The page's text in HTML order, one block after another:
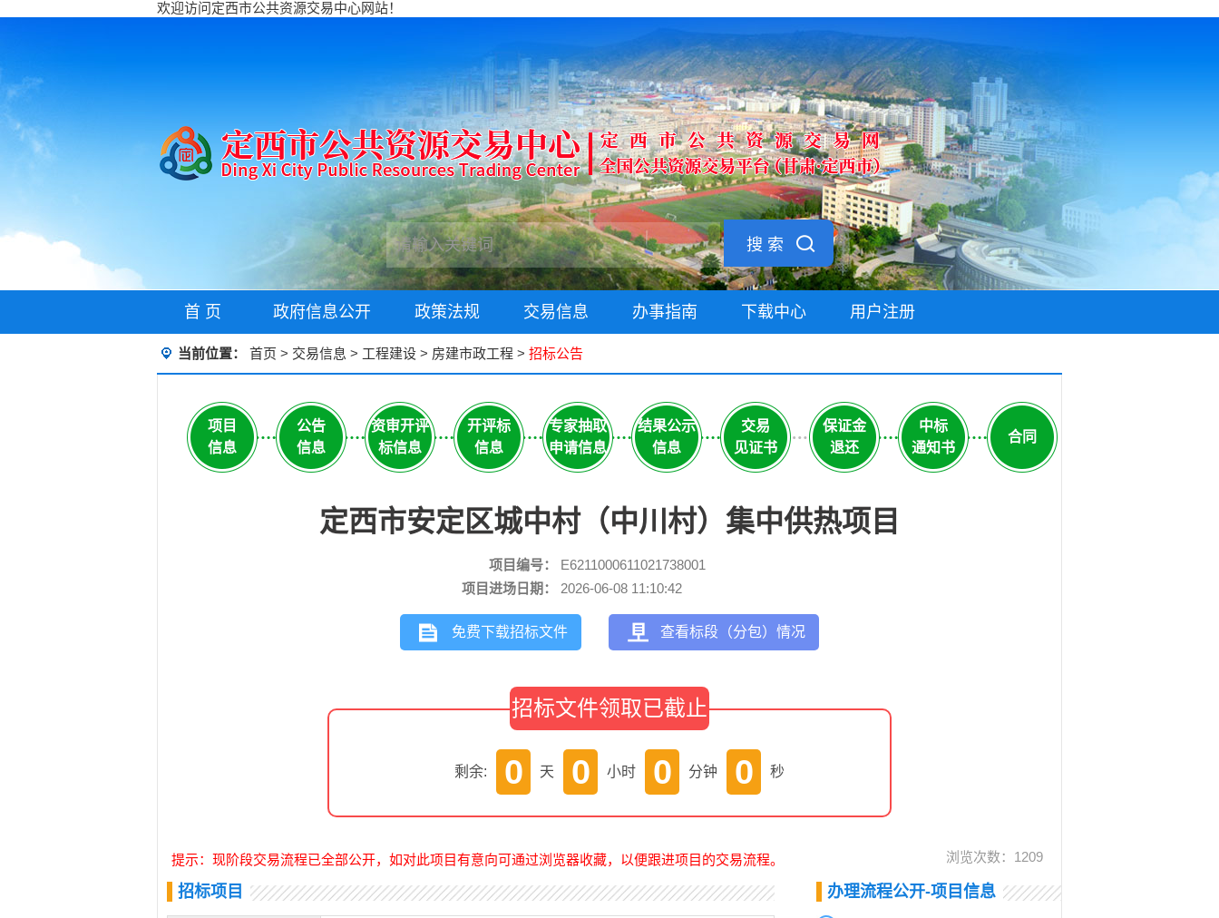
欢迎访问定西市公共资源交易中心网站！
搜 索
首 页 政府信息公开 政策法规 交易信息 办事指南 下载中心 用户注册
当前位置： 首页 > 交易信息 > 工程建设 > 房建市政工程 > 招标公告
项目
信息
公告
信息
资审开评
标信息
开评标
信息
专家抽取
申请信息
结果公示
信息
交易
见证书
保证金
退还
中标
通知书
合同
定西市安定区城中村（中川村）集中供热项目
项目编号：
E6211000611021738001
项目进场日期：
2026-06-08 11:10:42
免费下载招标文件 查看标段（分包）情况
招标文件领取已截止
剩余: 0 天 0 小时 0 分钟 0 秒
提示：现阶段交易流程已全部公开，如对此项目有意向可通过浏览器收藏，以便跟进项目的交易流程。 浏览次数： 1209
招标项目 办理流程公开-项目信息